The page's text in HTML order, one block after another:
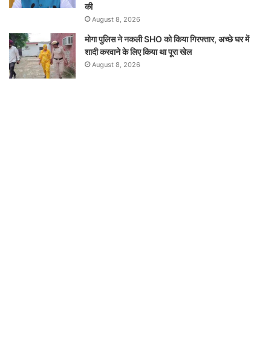
की
August 8, 2026
मोगा पुलिस ने नकली SHO को किया गिरफ्तार, अच्छे घर में
शादी करवाने के लिए किया था पूरा खेल
August 8, 2026